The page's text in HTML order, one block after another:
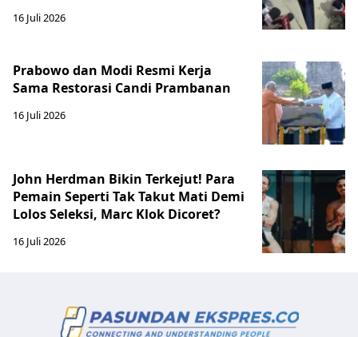
16 Juli 2026
Prabowo dan Modi Resmi Kerja
Sama Restorasi Candi Prambanan
16 Juli 2026
John Herdman Bikin Terkejut! Para
Pemain Seperti Tak Takut Mati Demi
Lolos Seleksi, Marc Klok Dicoret?
16 Juli 2026